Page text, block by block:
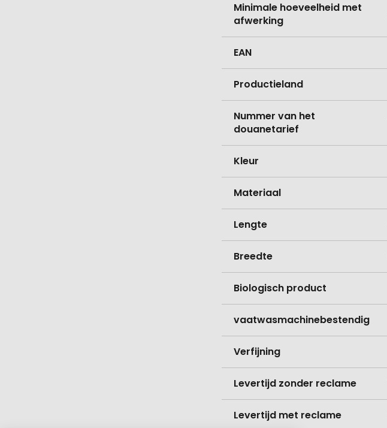
Minimale hoeveelheid met
afwerking
EAN
Productieland
Nummer van het
douanetarief
Kleur
Materiaal
Lengte
Breedte
Biologisch product
vaatwasmachinebestendig
Verfijning
Levertijd zonder reclame
Levertijd met reclame